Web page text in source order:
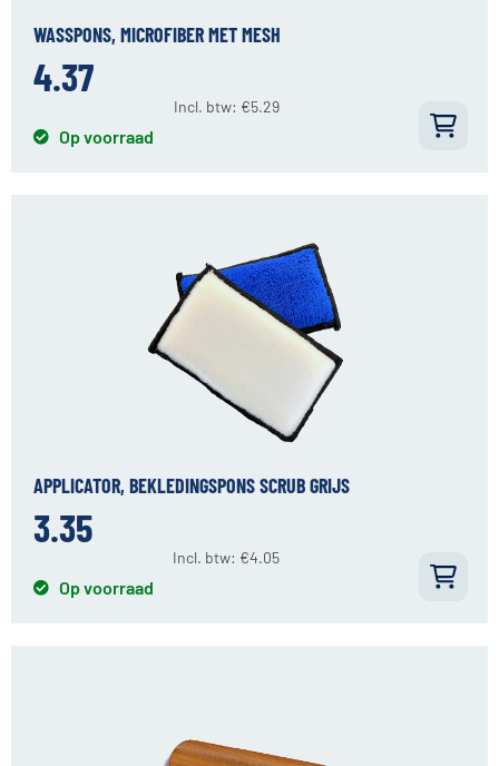
WASSPONS, MICROFIBER MET MESH
4.37
Incl. btw: €5.29
Op voorraad
APPLICATOR, BEKLEDINGSPONS SCRUB GRIJS
3.35
Incl. btw: €4.05
Op voorraad